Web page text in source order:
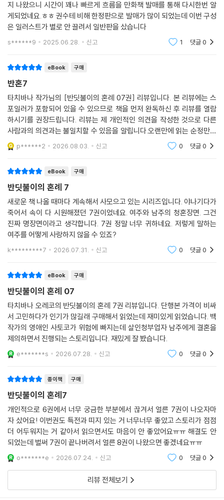
지 나왔으니 시간이 꽤나 빠르게 흐름을 만화책 발매를 통해 다시한번 알
게되었네요.ㅎㅎ 권수테 비해 한정판으로 발매가 많이 되었는데 이번 구성
은 일러스트가 별로 안 끌려서 일반판을 샀습니다
s******9 2025.06.28. 신고 1 댓글0
eBook 구매
반혼7
타치바나 작가님의 [반딧불이의 혼례 07권] 리뷰입니다. 본 리뷰에는 스
포일러가 포함되어 있을 수 있으므로 책을 먼저 완독하신 후 리뷰를 열람
하시기를 권장드립니다. 리뷰는 제 개인적인 의견을 작성한 것으로 다른
사람과의 의견과는 불일치할 수 있음을 알립니다.오랜만에 읽는 순정만화
입니다 등장인물들간의 감정선이 섬세해서 버는 재미가 있습니다
p******2 2026.08.03. 신고 0 댓글0
eBook 구매
반딧불이의 혼례 7
새로운 책 나올 때마다 계속해서 사모으고 있는 시리즈입니다. 야나기다가
죽어서 속이 다 시원해졌던 7권이었네요. 여주와 남주의 청혼장면. 그건
진짜 명장면이라고 생각합니다. 7권 정말 너무 귀하네요. 저렇게 말하는
여주를 어떻게 사랑하지 않을 수 있죠?
k*********7 2026.07.31. 신고 0 댓글0
eBook 구매
반딧불이의 혼례 07
타치바나 오레코의 반딧불이의 혼례 7권 리뷰입니다. 단행본 가격이 비싸
서 고민하다가 인기가 많길래 구매해서 읽었는데 재미있게 읽었습니다. 백
작가의 영애인 사토코가 위험에 빠지는데 살인청부업자 남주에게 결혼을
제의하면서 진행되는 스토리입니다. 재밌게 잘 봤습니다.
e*******s 2026.07.28. 신고 0 댓글0
종이책 구매
반딧불이의 혼례7
개인적으로 6권에서 너무 궁금한 부분에서 끊겨서 얼른 7권이 나오자마
자 샀어요! 이번권도 특전과 띠지 있는 거 너무너무 좋았고 스토리가 점점
더 어두워지는 거 같아서 읽으면서도 마음이 안 좋았어요ㅠㅠ 해결도 안
되었는데 벌써 7권이 끝나버려서 얼른 8권이 나왔으면 좋겠네요ㅠㅠ
o*******e 2026.07.24. 신고 0 댓글0
리뷰 전체보기